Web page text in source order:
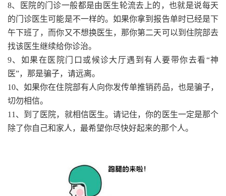
8、医院的门诊一般都是由医生轮流去上的，也就是说每天
的门诊医生可能是不一样的。如果你拿到报告单时已经是下
午下班了，而你又不想换医生，那你第二天可以到住院部去
找该医生继续给你诊治。
9、如果在医院门口或候诊大厅遇到有人要带你去看“神
医”，那是骗子，请远离。
10、如果你在住院部有人向你发传单推销药品，也是骗子，
切勿相信。
11、到了医院，就相信医生。请记住，你的医生一定是那个
除了你自己和家人，最希望你尽快好起来的那个人。